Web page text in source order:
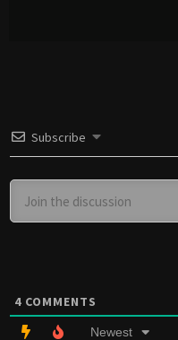
Subscribe
4 COMMENTS
Newest